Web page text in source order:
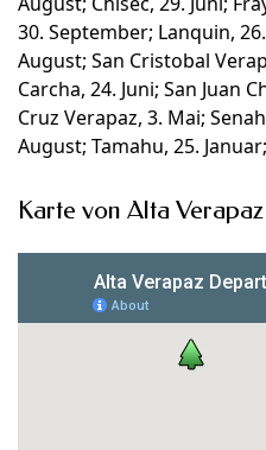
30. September; Lanquin,
August; San Cristobal
Carcha, 24. Juni; San Juan
Cruz Verapaz, 3. Mai;
August; Tamahu, 25.
Karte von Alta Verapaz